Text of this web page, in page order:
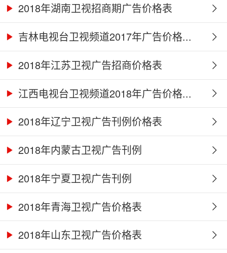
2018年湖南卫视招商期广告价格表
吉林电视台卫视频道2017年广告价格...
2018年江苏卫视广告招商价格表
江西电视台卫视频道2018年广告价格...
2018年辽宁卫视广告刊例价格表
2018年内蒙古卫视广告刊例
2018年宁夏卫视广告刊例
2018年青海卫视广告价格表
2018年山东卫视广告价格表